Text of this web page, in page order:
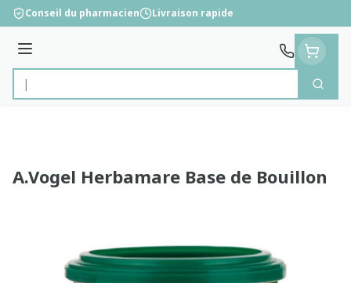
Aller au contenu
Conseil du pharmacien Livraison rapide
Menu
Rechercher
A.Vogel Herbamare Base de Bouillon